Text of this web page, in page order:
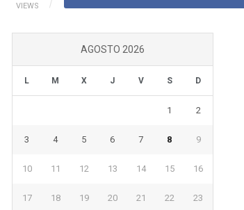
VIEWS
AGOSTO 2026
L M X J V S D
1 2
3 4 5 6 7 8 9
10 11 12 13 14 15 16
17 18 19 20 21 22 23